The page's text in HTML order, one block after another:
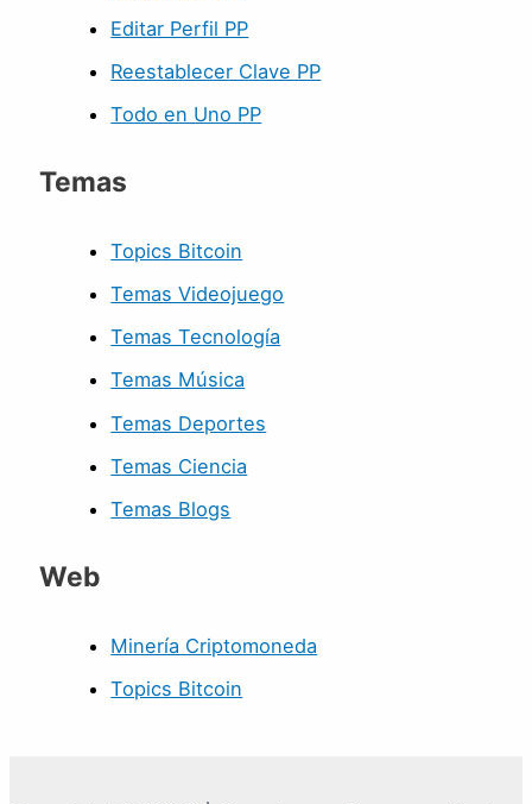
Editar Perfil PP
Reestablecer Clave PP
Todo en Uno PP
Temas
Topics Bitcoin
Temas Videojuego
Temas Tecnología
Temas Música
Temas Deportes
Temas Ciencia
Temas Blogs
Web
Minería Criptomoneda
Topics Bitcoin